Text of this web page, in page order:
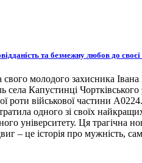
та безмежну любов до
молодого захисника
села Капустинці
роти військової частини
одного зі своїх
університету. Ця
– це історія про мужність,